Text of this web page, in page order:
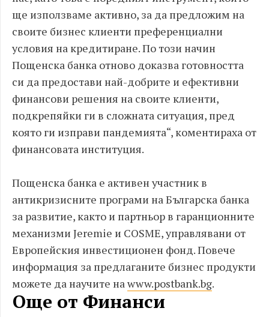
ще използваме активно, за да предложим на
своите бизнес клиенти преференциални
условия на кредитиране. По този начин
Пощенска банка отново доказва готовността
си да предостави най-добрите и ефективни
финансови решения на своите клиенти,
подкрепяйки ги в сложната ситуация, пред
която ги изправи пандемията“, коментираха от
финансовата институция.
Пощенска банка е активен участник в
антикризисните програми на Българска банка
за развитие, както и партньор в гаранционните
механизми Jeremie и COSME, управлявани от
Европейския инвестиционен фонд. Повече
информация за предлаганите бизнес продукти
можете да научите наwww.postbank.bg.
Още от Финанси